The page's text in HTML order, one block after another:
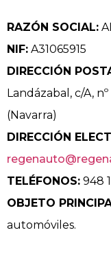
RAZÓN SOCIAL:
NIF: A31065915
DIRECCIÓN
Landázabal, c/A,
(Navarra)
DIRECCIÓN
TELÉFONOS: 948
OBJETO
automóviles.